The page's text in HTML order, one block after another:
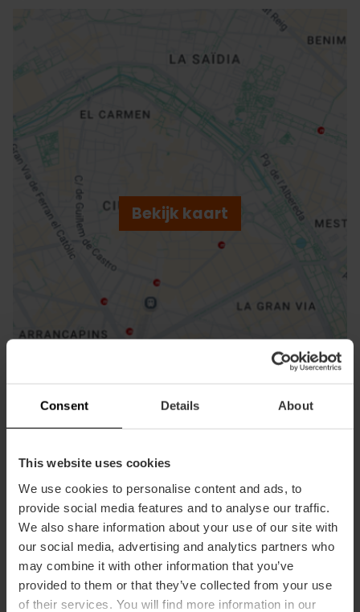
Consent Details About
This website uses cookies
We use cookies to personalise content and ads, to
provide social media features and to analyse our traffic.
We also share information about your use of our site with
our social media, advertising and analytics partners who
may combine it with other information that you’ve
provided to them or that they’ve collected from your use
of their services. You will find more information in our
Bekijk kaart
Routebeschrijving
Contact
Facebook Museo Fallero
Email*